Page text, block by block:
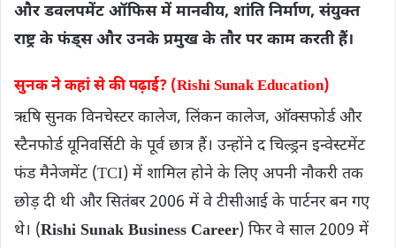
और डवलपमेंट ऑफिस में मानवीय, शांति निर्माण, संयुक्त
राष्ट्र के फंड्स और उनके प्रमुख के तौर पर काम करती हैं।
सुनक ने कहां से की पढ़ाई? (Rishi Sunak Education)
ऋषि सुनक विनचेस्टर कालेज, लिंकन कालेज, ऑक्सफोर्ड और
स्टैनफोर्ड यूनिवर्सिटी के पूर्व छात्र हैं। उन्होंने द चिल्ड्रन इन्वेस्टमेंट
फंड मैनेजमेंट (TCI) में शामिल होने के लिए अपनी नौकरी तक
छोड़ दी थी और सितंबर 2006 में वे टीसीआई के पार्टनर बन गए
थे। (Rishi Sunak Business Career) फिर वे साल 2009 में